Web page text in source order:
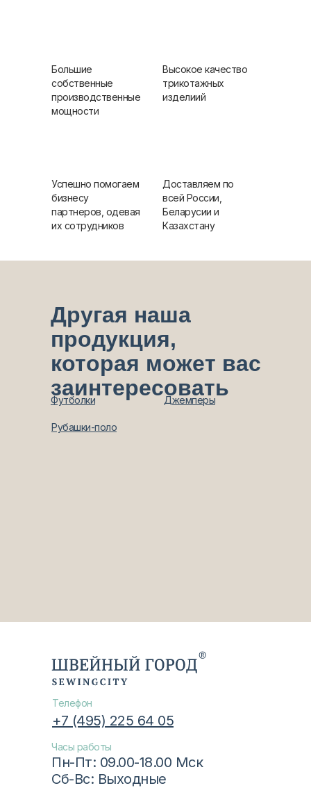
Большие
собственные
производственные
мощности
Высокое качество
трикотажных
изделиий
Успешно помогаем
бизнесу
партнеров, одевая
их сотрудников
Доставляем по
всей России,
Беларусии и
Казахстану
Другая наша
продукция,
которая может вас
заинтересовать
Футболки Джемперы
Рубашки-поло
Телефон
+7 (495) 225 64 05
Часы работы
Пн-Пт: 09.00-18.00 Мск
Сб-Вс: Выходные